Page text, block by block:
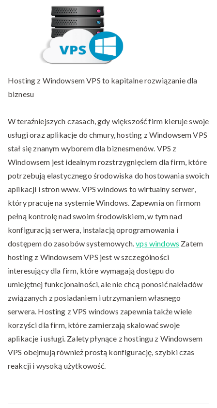
Hosting z Windowsem VPS to kapitalne rozwiązanie dla
biznesu
W teraźniejszych czasach, gdy większość firm kieruje swoje
usługi oraz aplikacje do chmury, hosting z Windowsem VPS
stał się znanym wyborem dla biznesmenów. VPS z
Windowsem jest idealnym rozstrzygnięciem dla firm, które
potrzebują elastycznego środowiska do hostowania swoich
aplikacji i stron www. VPS windows to wirtualny serwer,
który pracuje na systemie Windows. Zapewnia on firmom
pełną kontrolę nad swoim środowiskiem, w tym nad
konfiguracją serwera, instalacją oprogramowania i
dostępem do zasobów systemowych.vps windows Zatem
hosting z Windowsem VPS jest w szczególności
interesujący dla firm, które wymagają dostępu do
umiejętnej funkcjonalności, ale nie chcą ponosić nakładów
związanych z posiadaniem i utrzymaniem własnego
serwera. Hosting z VPS windows zapewnia także wiele
korzyści dla firm, które zamierzają skalować swoje
aplikacje i usługi. Zalety płynące z hostingu z Windowsem
VPS obejmują również prostą konfigurację, szybki czas
reakcji i wysoką użytkowość.